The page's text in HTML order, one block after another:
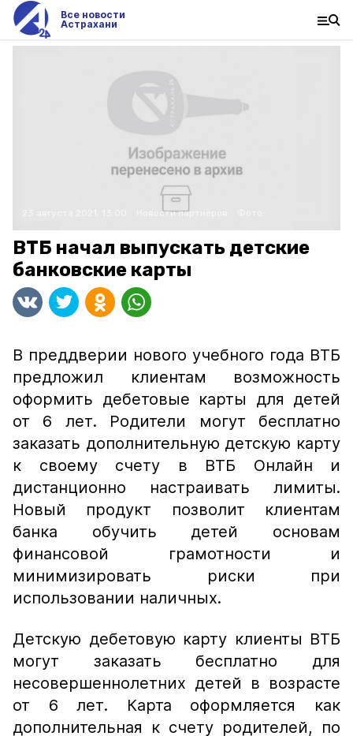
Все новости
Астрахани
Новости партнёров
ВТБ начал выпускать детские
банковские карты
В преддверии нового учебного года ВТБ
предложил клиентам возможность
оформить дебетовые карты для детей
от 6 лет. Родители могут бесплатно
заказать дополнительную детскую карту
к своему счету в ВТБ Онлайн и
дистанционно настраивать лимиты.
Новый продукт позволит клиентам
банка обучить детей основам
финансовой грамотности и
минимизировать риски при
использовании наличных.
Детскую дебетовую карту клиенты ВТБ
могут заказать бесплатно для
несовершеннолетних детей в возрасте
от 6 лет. Карта оформляется как
дополнительная к счету родителей, по